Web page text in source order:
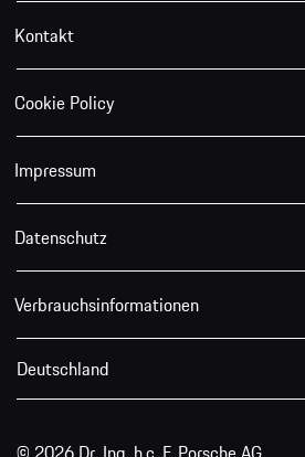
Kontakt
Cookie Policy
Impressum
Datenschutz
Verbrauchsinformationen
Deutschland